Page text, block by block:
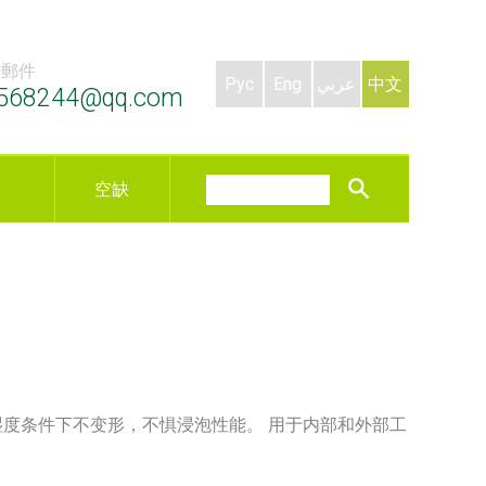
Рус Eng عربي 中文
件
空缺
条件下不变形，不惧浸泡性能。 用于内部和外部工